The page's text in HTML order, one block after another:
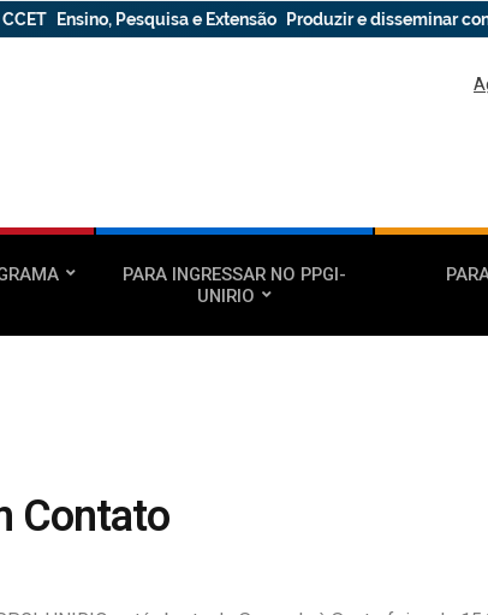
Ensino, Pesquisa e Extensão Produzir e disseminar
PARA INGRESSAR NO PPGI-
UNIRIO
Contato